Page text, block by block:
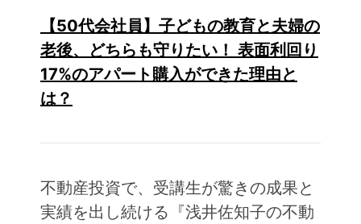
【50代会社員】子どもの教育と夫婦の
老後、どちらも守りたい！ 表面利回り
17%のアパート購入ができた理由と
は？
不動産投資で、受講生が驚きの成果と
実績を出し続ける『浅井佐知子の不動